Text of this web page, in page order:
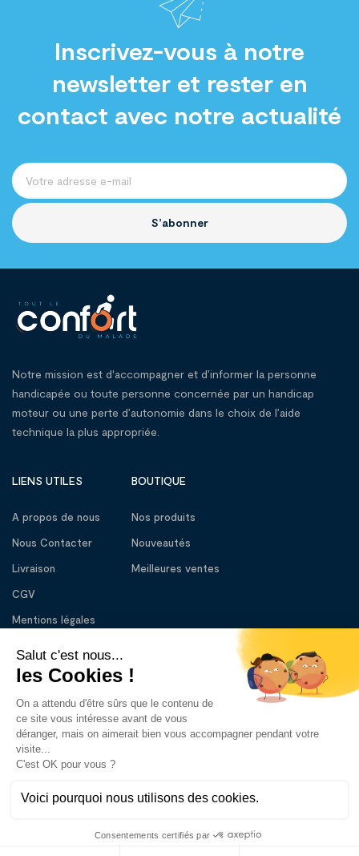
Inscrivez-vous à notre
newsletter et rester en
contact avec notre actualité
S’abonner
Notre mission est d'accompagner et d’informer la personne
handicapée ou toute personne concernée par un handicap
moteur ou une perte d’autonomie dans le choix de l’aide
technique la plus appropriée.
LIENS UTILES
A propos de nous
Nous Contacter
Livraison
CGV
Mentions légales
BOUTIQUE
Nos produits
Nouveautés
Meilleures ventes
BESOIN D’AIDE
Lundi – Vendredi : 10:00 - 13:00
14:30 – 18:30
contact@tlcdm.com
Copyright © 2023 tout le confort du malade. Tous droits